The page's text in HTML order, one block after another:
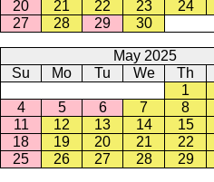
20
21 22 23 24
27
28 29 30
May 2025
Su
Mo Tu We Th
1
4
5 6 7 8
11
12 13 14 15
18
19 20 21 22
25
26 27 28 29